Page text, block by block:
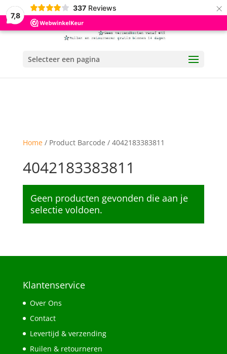
7,8
337 Reviews ×
Selecteer een pagina
Home/ Product Barcode / 4042183383811
4042183383811
Geen producten gevonden die aan je
selectie voldoen.
Klantenservice
Over Ons
Contact
Levertijd & verzending
Ruilen & retourneren